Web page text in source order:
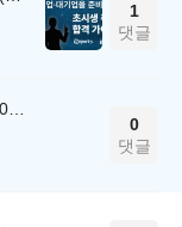
1
댓글
0
댓글